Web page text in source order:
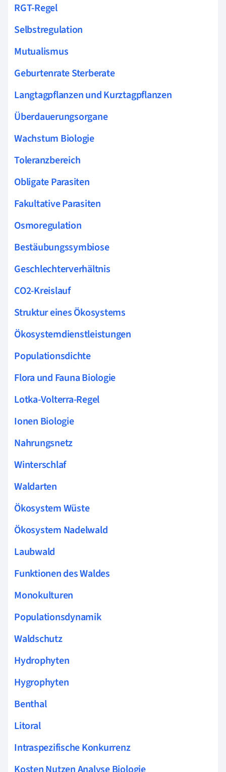
RGT-Regel
Selbstregulation
Mutualismus
Geburtenrate Sterberate
Langtagpflanzen und Kurztagpflanzen
Überdauerungsorgane
Wachstum Biologie
Toleranzbereich
Obligate Parasiten
Fakultative Parasiten
Osmoregulation
Bestäubungssymbiose
Geschlechterverhältnis
CO2-Kreislauf
Struktur eines Ökosystems
Ökosystemdienstleistungen
Populationsdichte
Flora und Fauna Biologie
Lotka-Volterra-Regel
Ionen Biologie
Nahrungsnetz
Winterschlaf
Waldarten
Ökosystem Wüste
Ökosystem Nadelwald
Laubwald
Funktionen des Waldes
Monokulturen
Populationsdynamik
Waldschutz
Hydrophyten
Hygrophyten
Benthal
Litoral
Intraspezifische Konkurrenz